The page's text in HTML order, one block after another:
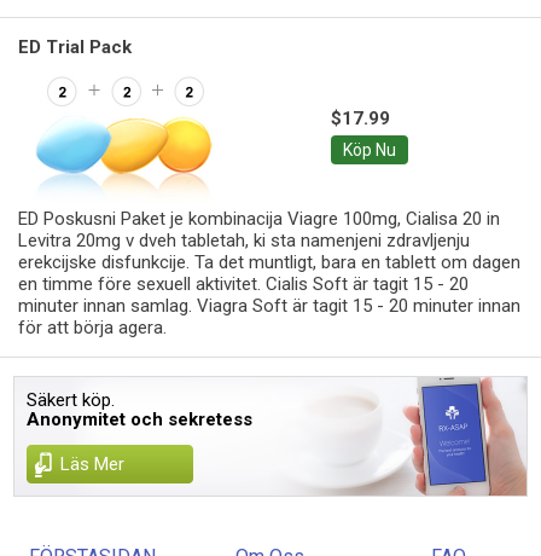
ED Trial Pack
$17.99
Köp Nu
ED Poskusni Paket je kombinacija Viagre 100mg, Cialisa 20 in
Levitra 20mg v dveh tabletah, ki sta namenjeni zdravljenju
erekcijske disfunkcije. Ta det muntligt, bara en tablett om dagen
en timme före sexuell aktivitet. Cialis Soft är tagit 15 - 20
minuter innan samlag. Viagra Soft är tagit 15 - 20 minuter innan
för att börja agera.
Säkert köp.
Anonymitet och sekretess
Läs Mer